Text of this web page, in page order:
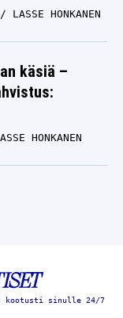
LASSE HONKANEN
käsiä –
HONKANEN
kootusti sinulle 24/7